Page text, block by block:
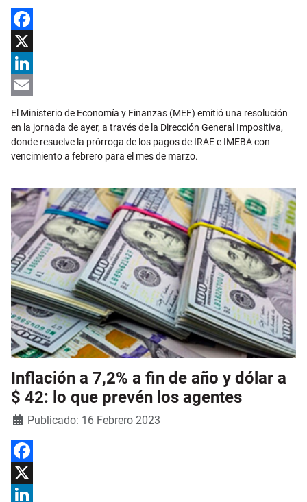
Facebook
X
LinkedIn
Email
El Ministerio de Economía y Finanzas (MEF) emitió una resolución
en la jornada de ayer, a través de la Dirección General Impositiva,
donde resuelve la prórroga de los pagos de IRAE e IMEBA con
vencimiento a febrero para el mes de marzo.
Inflación a 7,2% a fin de año y dólar a
$ 42: lo que prevén los agentes
Detalles
Publicado: 16 Febrero 2023
Facebook
X